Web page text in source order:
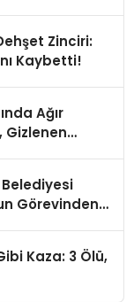
Zinciri:
Kaybetti!
Ağır
Gizlenen
Görevinden
Kaza: 3 Ölü,